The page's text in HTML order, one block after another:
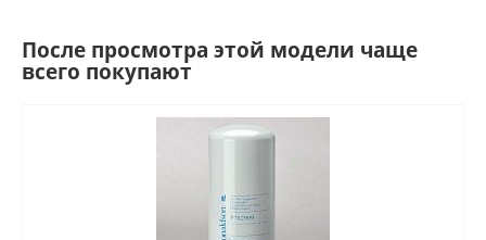
После просмотра этой модели чаще
всего покупают